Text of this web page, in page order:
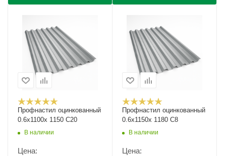
Профнастил оцинкованный
0.6х1100х 1150 С20
В наличии
Цена:
Профнастил оцинкованный
0.6х1150х 1180 С8
В наличии
Цена: